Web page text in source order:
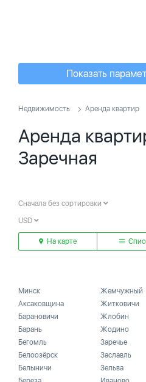
Показать
Недвижимость Аренда квартир
Аренда
Заречная
Сначала без сортировки
USD
На карте
Минск
Аксаковщина
Барановичи
Барань
Бегомль
Белоозёрск
Белыничи
Жемчужный
Житковичи
Жлобин
Жодино
Заречье
Заславль
Зельва